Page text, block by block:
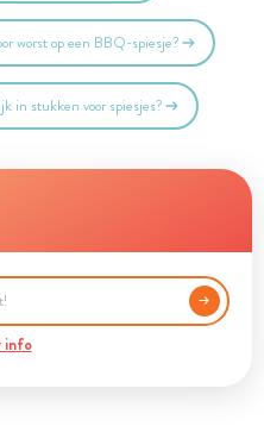
worst op een BBQ-spiesje?
in stukken voor spiesjes?
info